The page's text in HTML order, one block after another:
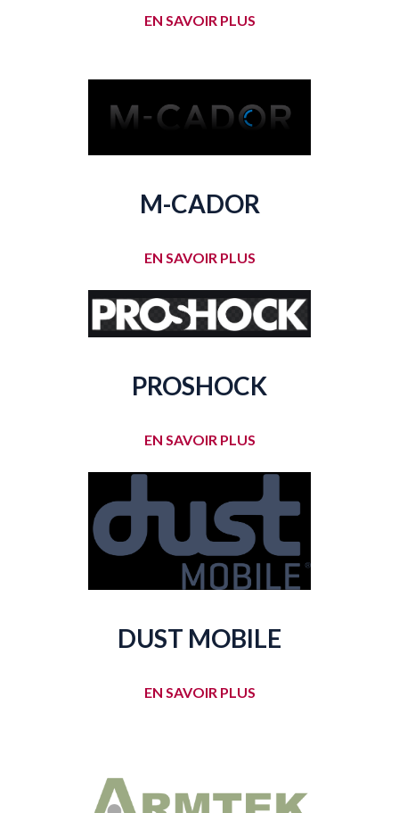
EN SAVOIR PLUS
M-CADOR
EN SAVOIR PLUS
PROSHOCK
EN SAVOIR PLUS
DUST MOBILE
EN SAVOIR PLUS